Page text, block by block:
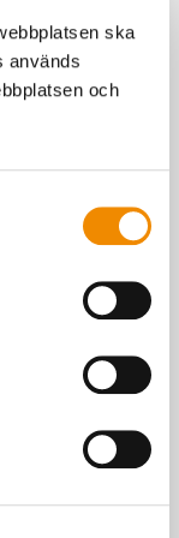
ska
används
och
av